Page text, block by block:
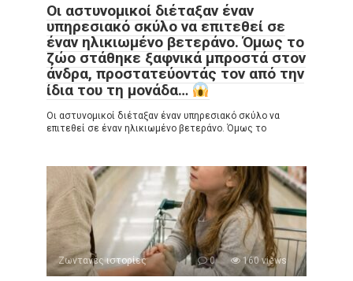
Οι αστυνομικοί διέταξαν έναν
υπηρεσιακό σκύλο να επιτεθεί σε
έναν ηλικιωμένο βετεράνο. Όμως το
ζώο στάθηκε ξαφνικά μπροστά στον
άνδρα, προστατεύοντάς τον από την
ίδια του τη μονάδα…
Οι αστυνομικοί διέταξαν έναν υπηρεσιακό σκύλο να
επιτεθεί σε έναν ηλικιωμένο βετεράνο. Όμως το
Ζωντανές ιστορίες 0 160 views